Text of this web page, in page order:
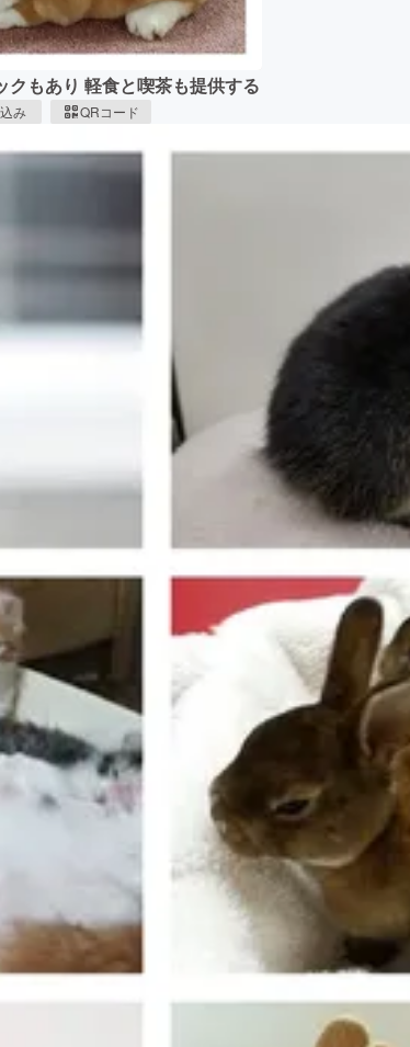
クもあり 軽食と喫茶も提供する
み QRコード